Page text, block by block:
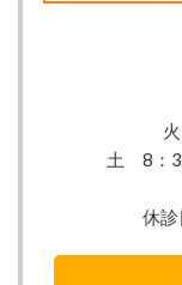
土 8：
休診